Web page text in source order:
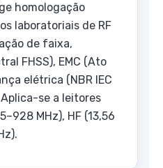
homologação
laboratoriais de RF
de faixa,
FHSS), EMC (Ato
elétrica (NBR IEC
se a leitores
MHz), HF (13,56